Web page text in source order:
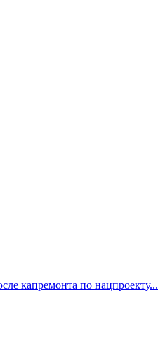
капремонта по нацпроекту...